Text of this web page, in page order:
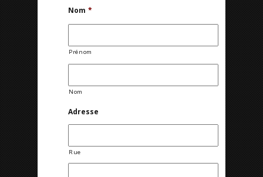
Nom *
Prénom
Nom
Adresse
Rue